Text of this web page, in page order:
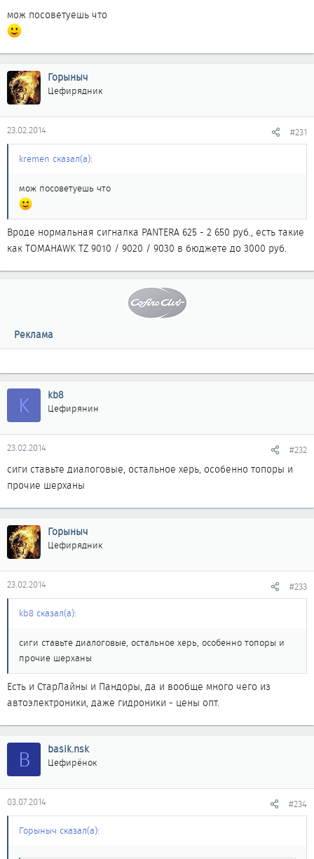
мож посоветуешь что
Горыныч
Цефирядник
23.02.2014 #231
kremen сказал(а):
мож посоветуешь что
Вроде нормальная сигналка PANTERA 625 - 2 650 руб., есть такие
как TOMAHAWK TZ 9010 / 9020 / 9030 в бюджете до 3000 руб.
Реклама
K kb8
Цефирянин
23.02.2014 #232
сиги ставьте диалоговые, остальное херь, особенно топоры и
прочие шерханы
Горыныч
Цефирядник
23.02.2014 #233
kb8 сказал(а):
сиги ставьте диалоговые, остальное херь, особенно топоры и
прочие шерханы
Есть и СтарЛайны и Пандоры, да и вообще много чего из
автоэлектроники, даже гидроники - цены опт.
B basik.nsk
Цефирёнок
03.07.2014 #234
Горыныч сказал(а):